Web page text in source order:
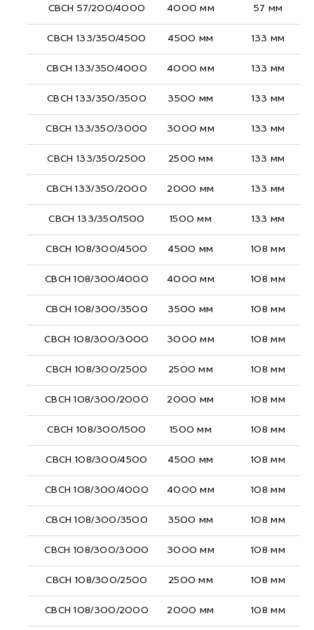
СВСН 57/200/4000 4000 мм 57 мм
СВСН 133/350/4500 4500 мм 133 мм
СВСН 133/350/4000 4000 мм 133 мм
СВСН 133/350/3500 3500 мм 133 мм
СВСН 133/350/3000 3000 мм 133 мм
СВСН 133/350/2500 2500 мм 133 мм
СВСН 133/350/2000 2000 мм 133 мм
СВСН 133/350/1500 1500 мм 133 мм
СВСН 108/300/4500 4500 мм 108 мм
СВСН 108/300/4000 4000 мм 108 мм
СВСН 108/300/3500 3500 мм 108 мм
СВСН 108/300/3000 3000 мм 108 мм
СВСН 108/300/2500 2500 мм 108 мм
СВСН 108/300/2000 2000 мм 108 мм
СВСН 108/300/1500 1500 мм 108 мм
СВСН 108/300/4500 4500 мм 108 мм
СВСН 108/300/4000 4000 мм 108 мм
СВСН 108/300/3500 3500 мм 108 мм
СВСН 108/300/3000 3000 мм 108 мм
СВСН 108/300/2500 2500 мм 108 мм
СВСН 108/300/2000 2000 мм 108 мм